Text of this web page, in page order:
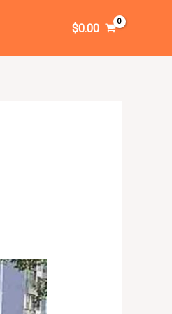
$0.00